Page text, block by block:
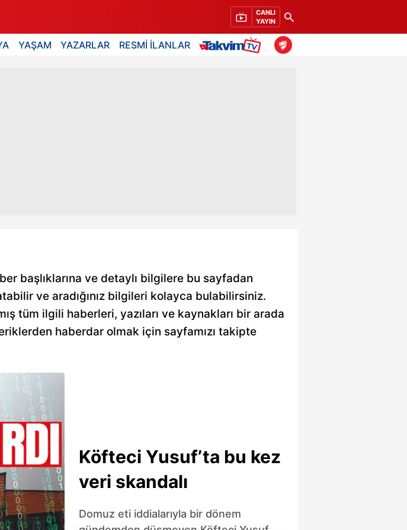
CANLI
YAYIN
YAŞAM YAZARLAR RESMİ İLANLAR
başlıklarına ve detaylı bilgilere bu sayfadan
ve aradığınız bilgileri kolayca bulabilirsiniz.
tüm ilgili haberleri, yazıları ve kaynakları bir arada
haberdar olmak için sayfamızı takipte
Köfteci Yusuf’ta bu kez
veri skandalı
Domuz eti iddialarıyla bir dönem